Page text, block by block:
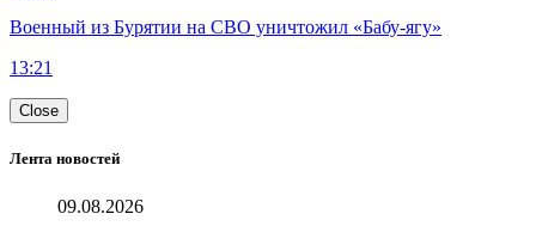
Военный из Бурятии на СВО уничтожил «Бабу-ягу»
13:21
Close
Лента новостей
09.08.2026